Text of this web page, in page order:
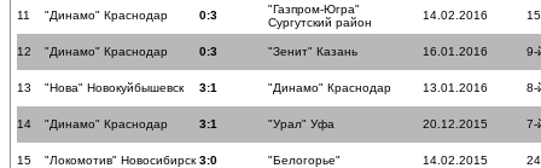
11 "Динамо" Краснодар 0:3
"Газпром-Югра"
Сургутский район
14.02.2016
12 "Динамо" Краснодар 0:3 "Зенит" Казань 16.01.2016 9-
13 "Нова" Новокуйбышевск 3:1 "Динамо" Краснодар 13.01.2016 8-
14 "Динамо" Краснодар 3:1 "Урал" Уфа 20.12.2015 7-
15 "Локомотив" Новосибирск 3:0 "Белогорье" 14.02.2015